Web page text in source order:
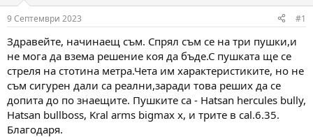
а
т
е
м
а
т
а
Д
а
а
9 Септември 2023 #1
Здравейте, начинаещ съм. Спрял съм се на три пушки,и
не мога да взема решение коя да бъде.С пушката ще се
стреля на стотина метра.Чета им характеристиките, но не
съм сигурен дали са реални,заради това реших да се
допита до по знаещите. Пушките са - Hatsan hercules bully,
Hatsan bullboss, Kral arms bigmax x, и трите в cal.6.35.
Благодаря.